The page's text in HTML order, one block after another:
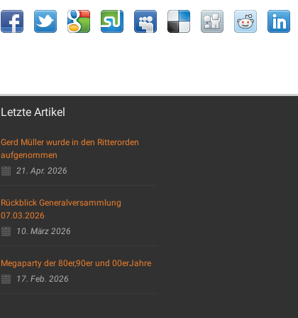
Letzte Artikel
Gerd Müller wurde in den Ritterorden
aufgenommen
21. Apr. 2026
Rückblick Generalversammlung
07.03.2026
10. März 2026
Megaparty der 80er,90er und 00erJahre
17. Feb. 2026